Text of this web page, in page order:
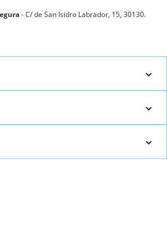
C/ de San Isidro Labrador, 15, 30130.